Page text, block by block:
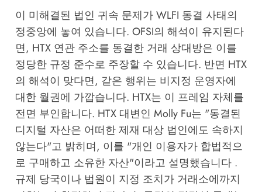
이 미해결된 법인 귀속 문제가 WLFI 동결 사태의
정중앙에 놓여 있습니다. OFSI의 해석이 유지된다
면, HTX 연관 주소를 동결한 거래 상대방은 이를
정당한 규정 준수로 주장할 수 있습니다. 반면 HTX
의 해석이 맞다면, 같은 행위는 비지정 운영자에
대한 월권에 가깝습니다. HTX는 이 프레임 자체를
전면 부인합니다. HTX 대변인 Molly Fu는 "동결된
디지털 자산은 어떠한 제재 대상 법인에도 속하지
않는다"고 밝히며, 이를 "개인 이용자가 합법적으
로 구매하고 소유한 자산"이라고 설명했습니다 .
규제 당국이나 법원이 지정 조치가 거래소에까지